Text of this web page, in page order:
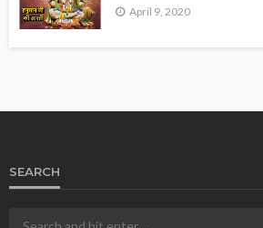
April 9, 2020
SEARCH